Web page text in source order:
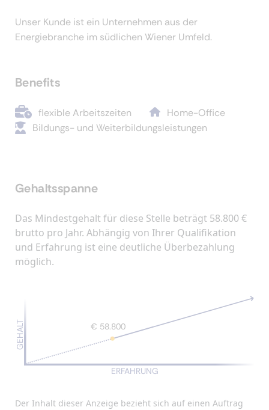
Unser Kunde ist ein Unternehmen aus der
Energiebranche im südlichen Wiener Umfeld.
Benefits
flexible Arbeitszeiten
Home-Office
Bildungs- und Weiterbildungsleistungen
Gehaltsspanne
Das Mindestgehalt für diese Stelle beträgt 58.800 €
brutto pro Jahr. Abhängig von Ihrer Qualifikation
und Erfahrung ist eine deutliche Überbezahlung
möglich.
GEHALT
ERFAHRUNG
€ 58.800
Der Inhalt dieser Anzeige bezieht sich auf einen Auftrag